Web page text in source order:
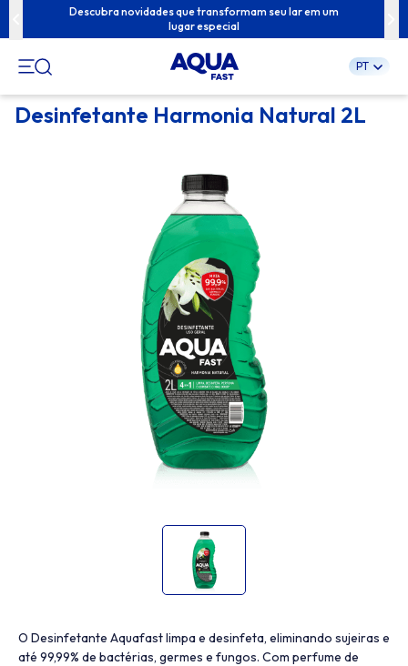
Pular
para
Descubra novidades que transformam seu lar em um
lugar especial
PT
Desinfetante Harmonia Natural 2L
O Desinfetante Aquafast limpa e desinfeta, eliminando sujeiras e
até 99,99% de bactérias, germes e fungos. Com perfume de